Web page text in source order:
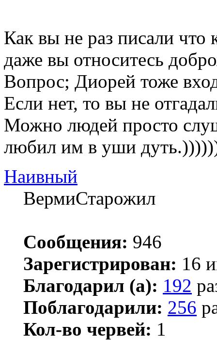
Как вы не раз писали
даже вы относитесь
Вопрос; Диорей тоже
Если нет, то вы не
Можно людей просто
любил им в уши
Наивный
ВермиСтарожил
Сообщения: 946
Зарегистрирован: 16
Благодарил (а): 192
Поблагодарили: 256
Кол-во червей: 1